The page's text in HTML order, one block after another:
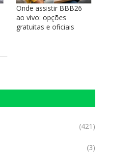
Onde assistir BBB26
ao vivo: opções
gratuitas e oficiais
(421)
(3)